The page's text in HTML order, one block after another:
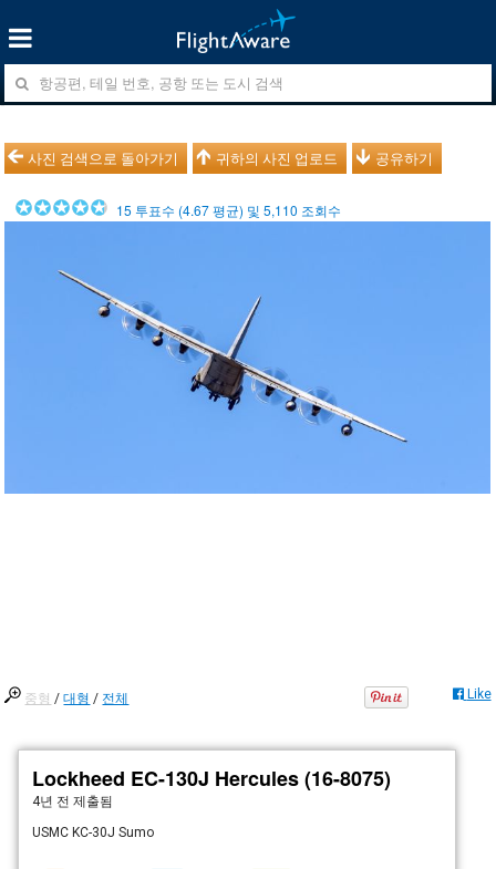
사진 검색으로 돌아가기 귀하의 사진 업로드 공유하기
15 투표수 (4.67평균) 및5,110 조회수
중형 /대형 / 전체 Like
Lockheed EC-130J Hercules (16-8075)
4년 전 제출됨
USMC KC-30J Sumo